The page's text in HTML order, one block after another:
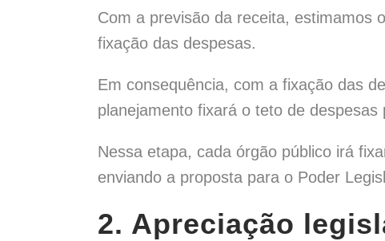
Com a previsão da receita, estimamos
fixação das despesas.
Em consequência, com a fixação das
planejamento fixará o teto de
Nessa etapa, cada órgão público irá
enviando a proposta para o Poder
2. Apreciação